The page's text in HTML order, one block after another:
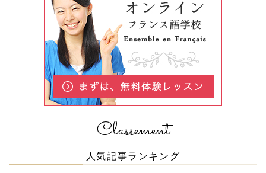
Classement
人気記事ランキング